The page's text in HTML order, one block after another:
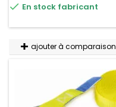
n'absorbe pas l'eau.
 En stock fabricant
ajouter à comparaison